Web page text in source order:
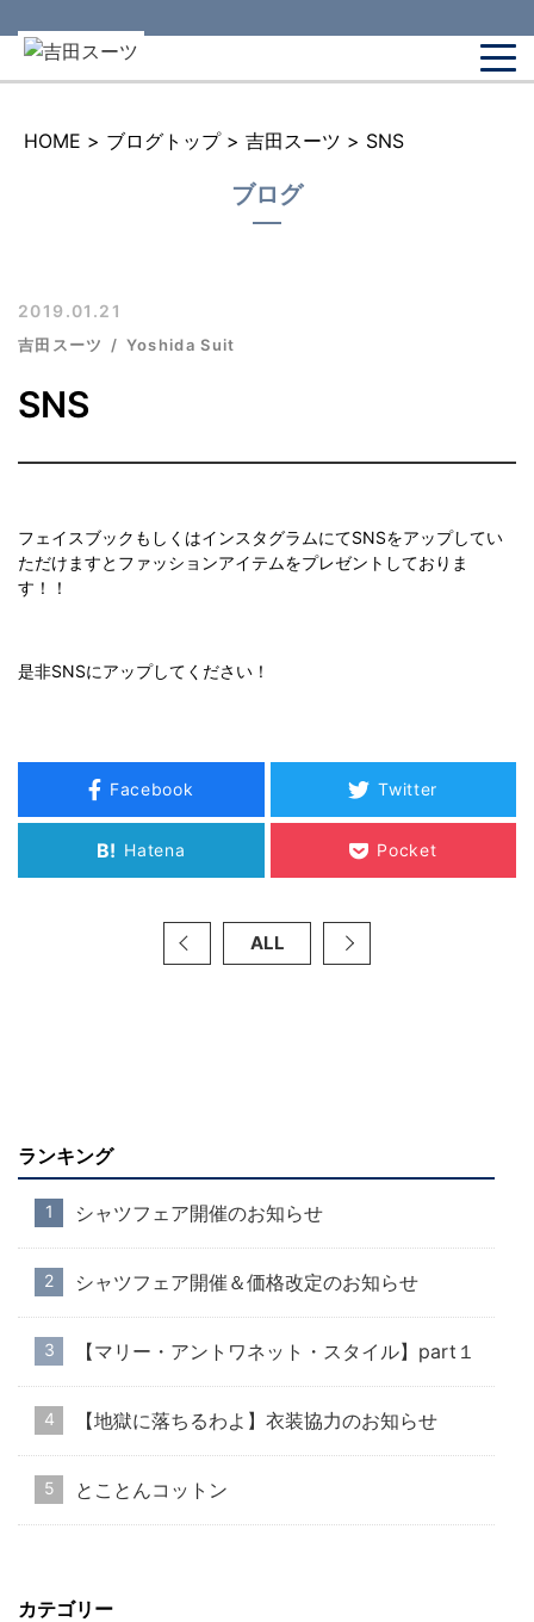
HOME > ブログトップ > 吉田スーツ > SNS
ブログ
2019.01.21
吉田スーツ Yoshida Suit
SNS
フェイスブックもしくはインスタグラムにてSNSをアップしてい
ただけますとファッションアイテムをプレゼントしておりま
す！！
是非SNSにアップしてください！
Facebook Twitter
B! Hatena Pocket
ALL
ランキング
シャツフェア開催のお知らせ
シャツフェア開催＆価格改定のお知らせ
【マリー・アントワネット・スタイル】part１
【地獄に落ちるわよ】衣装協力のお知らせ
とことんコットン
カテゴリー